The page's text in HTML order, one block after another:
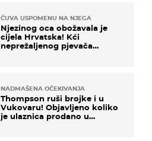
ČUVA USPOMENU NA NJEGA
Njezinog oca obožavala je
cijela Hrvatska! Kći
neprežaljenog pjevača
NADMAŠENA OČEKIVANJA
Thompson ruši brojke i u
Vukovaru! Objavljeno koliko
je ulaznica prodano u